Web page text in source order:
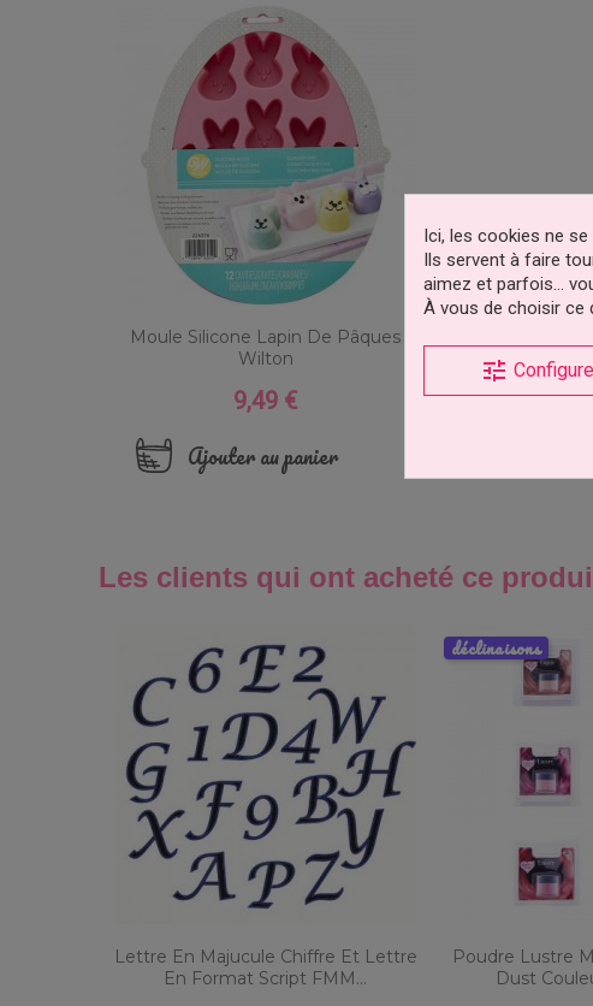
Moule Silicone Lapin De Pâques
Wilton
Prix
9,49 €
Ajouter au panier
Les clients qui ont acheté ce
Lettre En Majucule Chiffre Et Lettre
En Format Script FMM...
Poudre Lustre
Dust
déclinaisons
Ici, les cookies ne
Ils servent à faire
aimez et parfois…
À vous de choisir ce
tune